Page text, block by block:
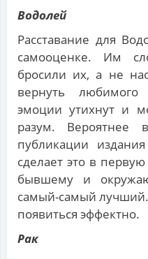
Водолей
Расставание для
самооценке. Им
бросили их, а не
вернуть
эмоции утихнут и
разум. Вероятнее
публикации
сделает это в
бывшему и
самый-самый
появиться эффектно.
Рак